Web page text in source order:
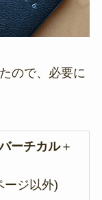
ので、必要に
ーチカル＋
ージ以外)